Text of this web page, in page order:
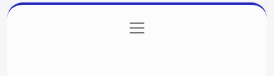
Gizlilik Politikası
menüyü
aç